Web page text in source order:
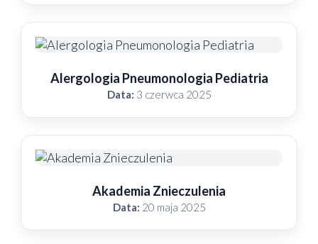
Alergologia Pneumonologia Pediatria
Data: 3 czerwca 2025
Akademia Znieczulenia
Data: 20 maja 2025